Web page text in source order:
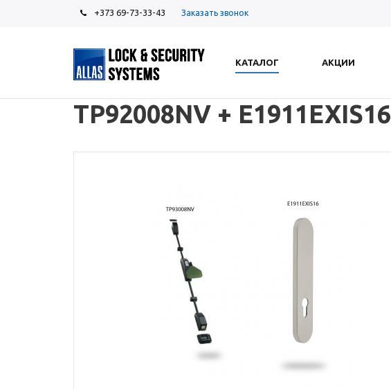
+373 69-73-33-43 Заказать звонок
КАТАЛОГ АКЦИИ
TP92008NV + E1911EXIS16